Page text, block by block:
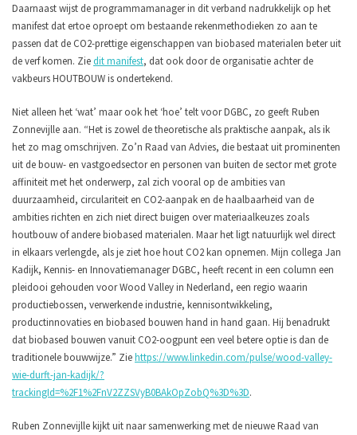
Daarnaast wijst de programmamanager in dit verband nadrukkelijk op het
manifest dat ertoe oproept om bestaande rekenmethodieken zo aan te
passen dat de CO2-prettige eigenschappen van biobased materialen beter uit
de verf komen. Ziedit manifest, dat ook door de organisatie achter de
vakbeurs HOUTBOUW is ondertekend.
Niet alleen het ‘wat’ maar ook het ‘hoe’ telt voor DGBC, zo geeft Ruben
Zonnevijlle aan. “Het is zowel de theoretische als praktische aanpak, als ik
het zo mag omschrijven. Zo’n Raad van Advies, die bestaat uit prominenten
uit de bouw- en vastgoedsector en personen van buiten de sector met grote
affiniteit met het onderwerp, zal zich vooral op de ambities van
duurzaamheid, circulariteit en CO2-aanpak en de haalbaarheid van de
ambities richten en zich niet direct buigen over materiaalkeuzes zoals
houtbouw of andere biobased materialen. Maar het ligt natuurlijk wel direct
in elkaars verlengde, als je ziet hoe hout CO2 kan opnemen. Mijn collega Jan
Kadijk, Kennis- en Innovatiemanager DGBC, heeft recent in een column een
pleidooi gehouden voor Wood Valley in Nederland, een regio waarin
productiebossen, verwerkende industrie, kennisontwikkeling,
productinnovaties en biobased bouwen hand in hand gaan. Hij benadrukt
dat biobased bouwen vanuit CO2-oogpunt een veel betere optie is dan de
traditionele bouwwijze.” Ziehttps://www.linkedin.com/pulse/wood-valley-
wie-durft-jan-kadijk/?
trackingId=%2F1%2FnV2ZZSVyB0BAkOpZobQ%3D%3D.
Ruben Zonnevijlle kijkt uit naar samenwerking met de nieuwe Raad van